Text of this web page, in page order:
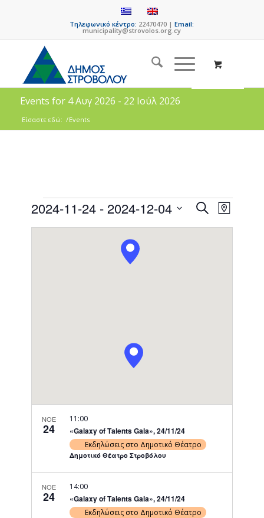
Τηλεφωνικό κέντρο: 22470470 |Email:
municipality@strovolos.org.cy
Events for 4 Αυγ 2026 - 22 Ιούλ 2026
Είσαστε εδώ: /Events
Events
Search
SearchEvent
Views
Map
2024-11-24 - 2024-12-04
ΝΟΕ
24 «Galaxy of Τalents Gala», 24/11/24
11:00
Εκδηλώσεις στο Δημοτικό Θέατρο
Δημοτικό Θέατρο Στροβόλου
ΝΟΕ
24 «Galaxy of Τalents Gala», 24/11/24
14:00
Εκδηλώσεις στο Δημοτικό Θέατρο